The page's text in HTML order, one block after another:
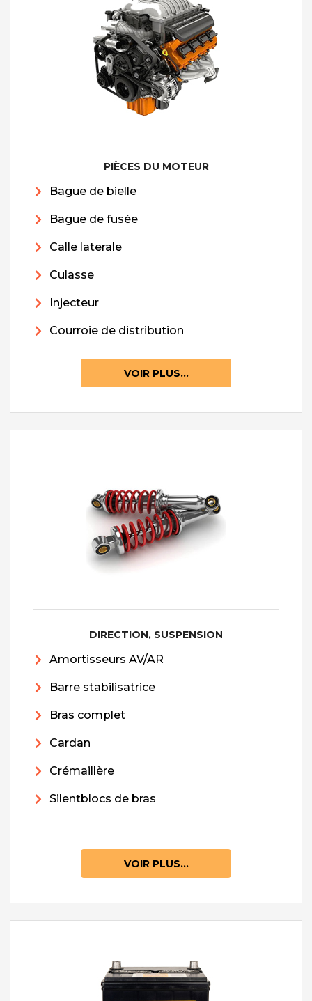
PIÈCES DU MOTEUR
Bague de bielle
Bague de fusée
Calle laterale
Culasse
Injecteur
Courroie de distribution
VOIR PLUS...
DIRECTION, SUSPENSION
Amortisseurs AV/AR
Barre stabilisatrice
Bras complet
Cardan
Crémaillère
Silentblocs de bras
VOIR PLUS...